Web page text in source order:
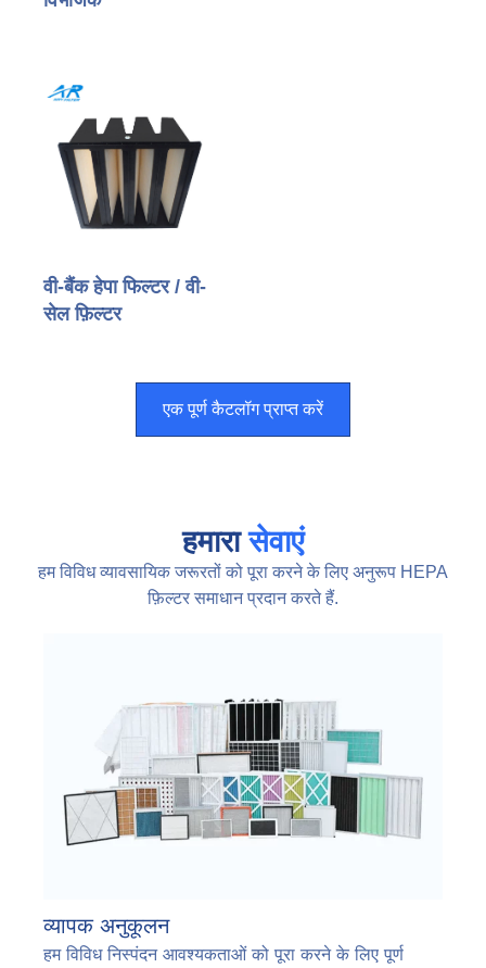
वी-बैंक हेपा फिल्टर / वी-
सेल फ़िल्टर
एक पूर्ण कैटलॉग प्राप्त करें
हमारासेवाएं
हम विविध व्यावसायिक जरूरतों को पूरा करने के लिए अनुरूप HEPA
फ़िल्टर समाधान प्रदान करते हैं.
व्यापक अनुकूलन
हम विविध निस्पंदन आवश्यकताओं को पूरा करने के लिए पूर्ण